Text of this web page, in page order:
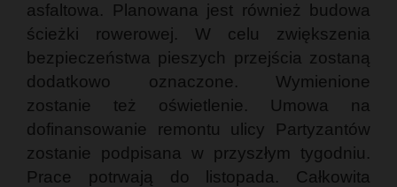
asfaltowa. Planowana jest również budowa
ścieżki rowerowej. W celu zwiększenia
bezpieczeństwa pieszych przejścia zostaną
dodatkowo oznaczone. Wymienione
zostanie też oświetlenie. Umowa na
dofinansowanie remontu ulicy Partyzantów
zostanie podpisana w przyszłym tygodniu.
Prace potrwają do listopada. Całkowita